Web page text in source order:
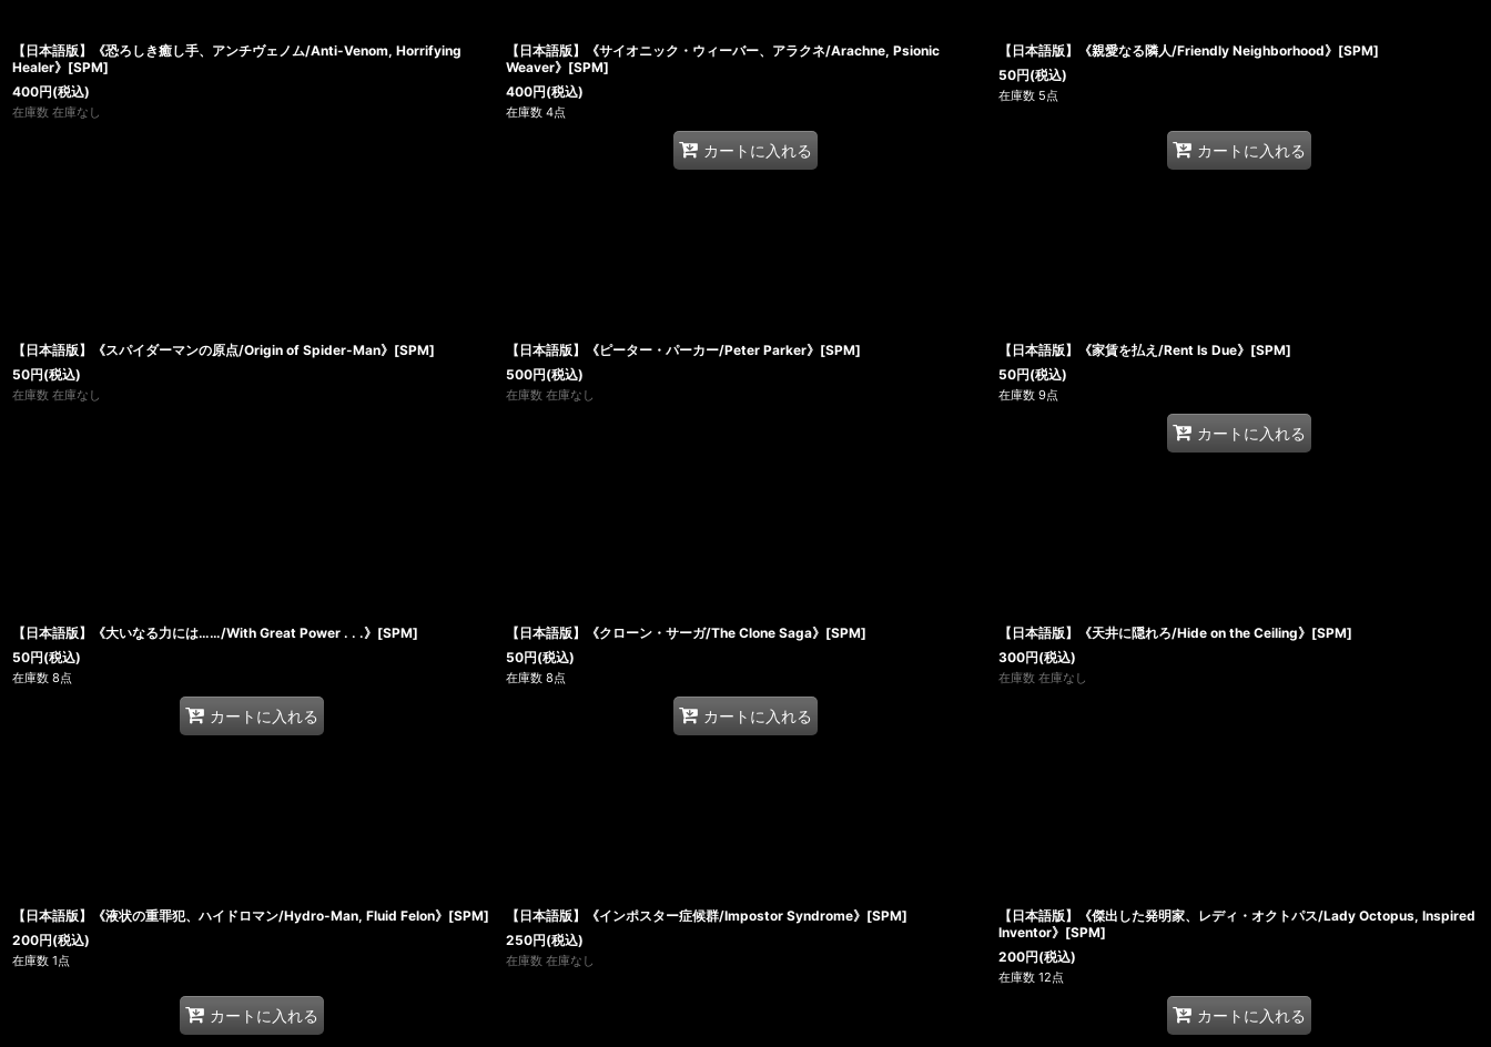
【日本語版】《恐ろしき癒し手、アンチヴェノム/Anti-Venom, Horrifying
Healer》[SPM]
400円(税込)
在庫数 在庫なし
【日本語版】《サイオニック・ウィーバー、アラクネ/Arachne, Psionic
Weaver》[SPM]
400円(税込)
在庫数 4点
カートに入れる
【日本語版】《親愛なる隣人/Friendly Neighborhood》[SPM]
50円(税込)
在庫数 5点
カートに入れる
【日本語版】《スパイダーマンの原点/Origin of Spider-Man》[SPM]
50円(税込)
在庫数 在庫なし
【日本語版】《ピーター・パーカー/Peter Parker》[SPM]
500円(税込)
在庫数 在庫なし
【日本語版】《家賃を払え/Rent Is Due》[SPM]
50円(税込)
在庫数 9点
カートに入れる
【日本語版】《大いなる力には……/With Great Power . . .》[SPM]
50円(税込)
在庫数 8点
カートに入れる
【日本語版】《クローン・サーガ/The Clone Saga》[SPM]
50円(税込)
在庫数 8点
カートに入れる
【日本語版】《天井に隠れろ/Hide on the Ceiling》[SPM]
300円(税込)
在庫数 在庫なし
【日本語版】《液状の重罪犯、ハイドロマン/Hydro-Man, Fluid Felon》[SPM]
200円(税込)
在庫数 1点
カートに入れる
【日本語版】《インポスター症候群/Impostor Syndrome》[SPM]
250円(税込)
在庫数 在庫なし
【日本語版】《傑出した発明家、レディ・オクトパス/Lady Octopus, Inspired
Inventor》[SPM]
200円(税込)
在庫数 12点
カートに入れる